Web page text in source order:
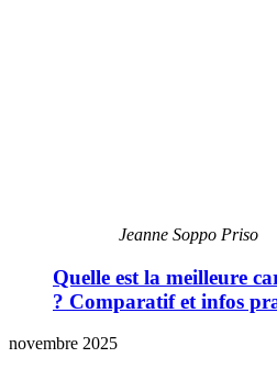
Jeanne Soppo Priso
Quelle est la meilleure
? Comparatif et infos
novembre 2025